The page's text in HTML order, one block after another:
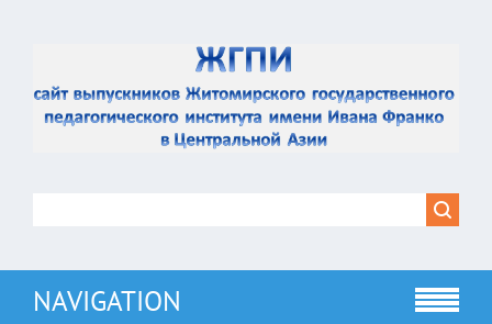
NAVIGATION